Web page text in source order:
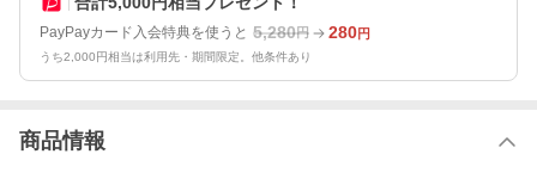
PayPayカード入会特典を使うと 5,280円 280円
うち2,000円相当は利用先・期間限定。他条件あり
商品情報